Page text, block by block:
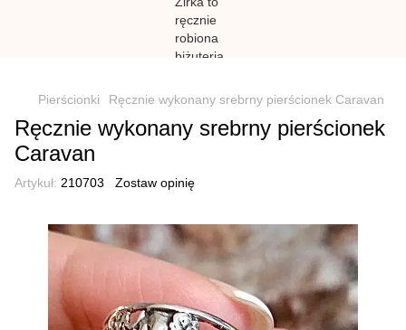
})(window,document,'script','dataLayer','GTM-N59Z477K');
Pierścionki Ręcznie wykonany srebrny pierścionek Caravan
Ręcznie wykonany srebrny pierścionek
Caravan
Artykuł: 210703 Zostaw opinię